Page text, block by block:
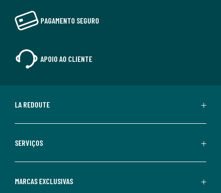
PAGAMENTO SEGURO
APOIO AO CLIENTE
LA REDOUTE
SERVIÇOS
MARCAS EXCLUSIVAS